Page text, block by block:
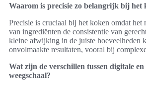
Waarom is precisie zo belangrijk bij het
Precisie is cruciaal bij het koken omdat het
van ingrediënten de consistentie van
kleine afwijking in de juiste hoeveelheden
onvolmaakte resultaten, vooral bij
Wat zijn de verschillen tussen digitale en
weegschaal?